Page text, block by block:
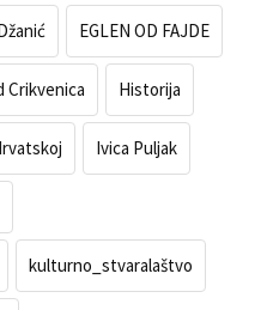
EGLEN OD FAJDE
Crikvenica Historija
Ivica Puljak
kulturno_stvaralaštvo